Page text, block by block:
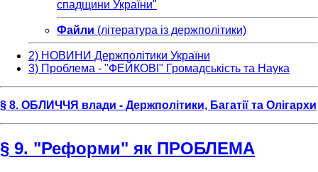
спадщини України"
Файли (література із держполітики)
2) НОВИНИ Держполітики України
3) Проблема - "ФЕЙКОВІ" Громадськість та Наука
§ 8. ОБЛИЧЧЯ влади - Держполітики, Багатії та Олігархи
§ 9. "Реформи" як ПРОБЛЕМА